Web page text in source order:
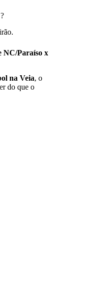
NC/Paraíso x
na Veia, o
do que o